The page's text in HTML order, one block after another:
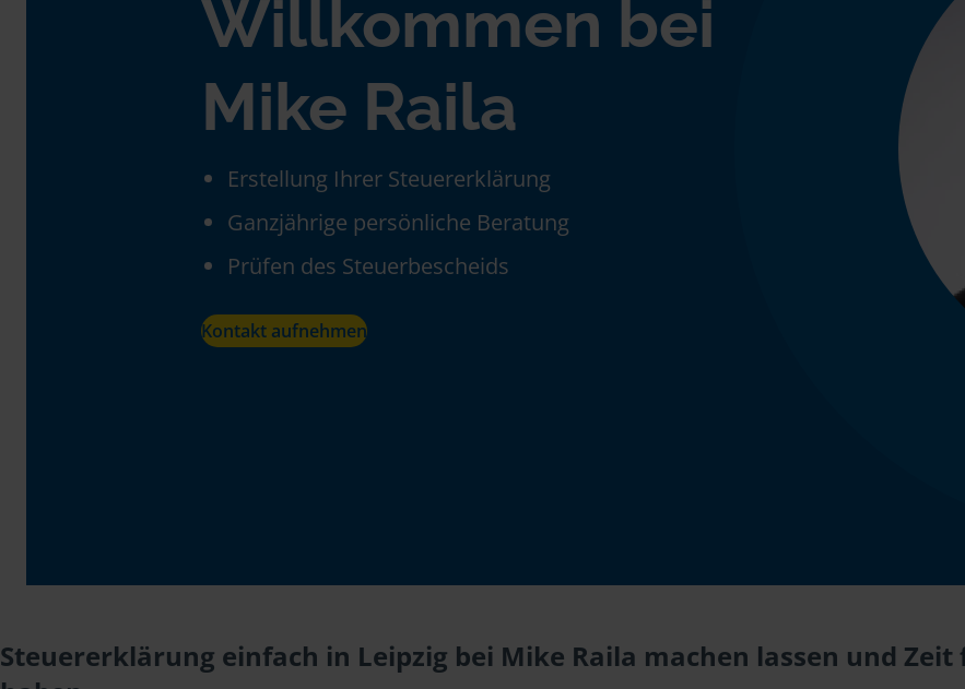
Willkommen bei
Mike Raila
Erstellung Ihrer Steuererklärung
Ganzjährige persönliche Beratung
Prüfen des Steuerbescheids
Kontakt aufnehmen
Steuererklärung einfach in Leipzig bei Mike Raila machen lassen und